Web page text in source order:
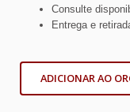
Consulte
Entrega e
ADICIONAR AO